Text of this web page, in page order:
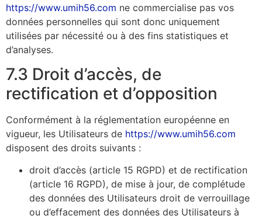
https://www.umih56.com ne commercialise pas vos
données personnelles qui sont donc uniquement
utilisées par nécessité ou à des fins statistiques et
d’analyses.
7.3 Droit d’accès, de
rectification et d’opposition
Conformément à la réglementation européenne en
vigueur, les Utilisateurs de https://www.umih56.com
disposent des droits suivants :
droit d’accès (article 15 RGPD) et de rectification
(article 16 RGPD), de mise à jour, de complétude
des données des Utilisateurs droit de verrouillage
ou d’effacement des données des Utilisateurs à